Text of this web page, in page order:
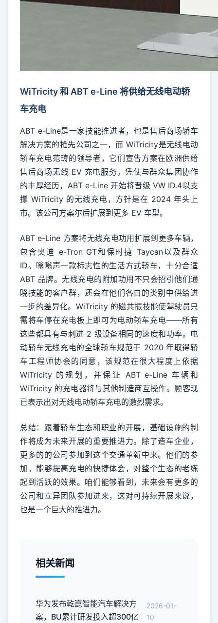
WiTricity 和 ABT e-Line 将供给无线电动轿
车充电
ABT e-Line是一家技能推进者，也是售后商场轿车
解决方案的抢先公司之一，而 WiTricity是无线电动
轿车充电范畴的领导者，它们宣告方案在欧洲供给
售后商场无线 EV 充电服务。凭仗与群众集团协作
的丰厚经历，ABT e-Line 开始将晋级 VW ID.4以支
撑 WiTricity 的无线充电，方针是在 2024 年头上
市。该公司方案尔后扩展到更多 EV 车型。
ABT e-Line 方案将无线充电功用扩展到更多车辆，
包含奥迪 e-Tron GT和保时捷 Taycan以及群众
ID。嗡嗡声一款标志性的生活方式轿车，十分合适
ABT 品牌。无线充电的附加功用不只会招引他们通
晓技能的客户群，还会在他们各自的类别中供给进
一步的差异化。WiTricity 的磁共振技能使驾驶员只
需将车停在充电板上即可为电动轿车充电——所有
这些都具有与刺进 2 级设备相同的速度和功率。电
动轿车无线充电的全球轿车规范于 2020 年取得轿
车工程师协会的同意，该规范在很大程度上依据
WiTricity 的规划，并保证 ABT e-Line 车辆和
WiTricity 的充电器将与其他制造商互操作。顾客现
已表示出对无线电动轿车充电的激烈需求。
总结：跟着轿车生态和职业的开展，基础设施的制
作将成为未来开展的重要推进力。除了造车企业，
更多的的公司参加到这个交通革新中来。他们的参
加，能够提高充电的快捷体会，对整个生态的老练
起到活跃的效果。咱们能够看到，未来会有更多的
公司和立异团队参加进来，这对可持续开展来说，
也是一个巨大的推进力。
相关新闻
华为发布乾崑智能汽车解决方
案，BU累计研发投入超300亿
2026-01-
10